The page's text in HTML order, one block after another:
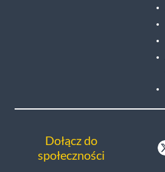
Dołącz do
społeczności